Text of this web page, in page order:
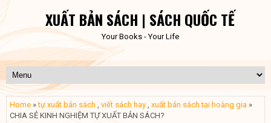
XUẤT BẢN SÁCH | SÁCH QUỐC TẾ
Your Books - Your Life
Home »tự xuất bản sách , viết sách hay , xuất bản sách tại hoàng gia »
CHIA SẺ KINH NGHIỆM TỰ XUẤT BẢN SÁCH?